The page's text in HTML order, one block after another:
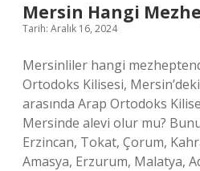
Mersin Hangi
Tarih: Aralık 16, 2024
Mersinliler hangi
Ortodoks Kilisesi,
arasında Arap Ortodoks
Mersinde alevi olur mu?
Erzincan, Tokat, Çorum,
Amasya, Erzurum, Malatya,